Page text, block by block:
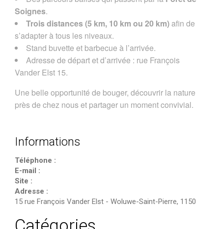
Soignes.
Trois distances (5 km, 10 km ou 20 km)afin de
s’adapter à tous les niveaux.
Stand buvette et barbecue à l’arrivée.
Adresse de départ et d’arrivée : rue François
Vander Elst 15.
Une belle opportunité de bouger, découvrir la nature
près de chez nous et partager un moment convivial.
Informations
Téléphone :
E-mail :
Site :
Adresse :
15 rue François Vander Elst - Woluwe-Saint-Pierre, 1150